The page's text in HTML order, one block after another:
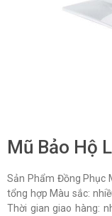
Mũ Bảo Hộ
Sản Phẩm Đồng Phục
tổng hợp Màu sắc:
Thời gian giao hàng: